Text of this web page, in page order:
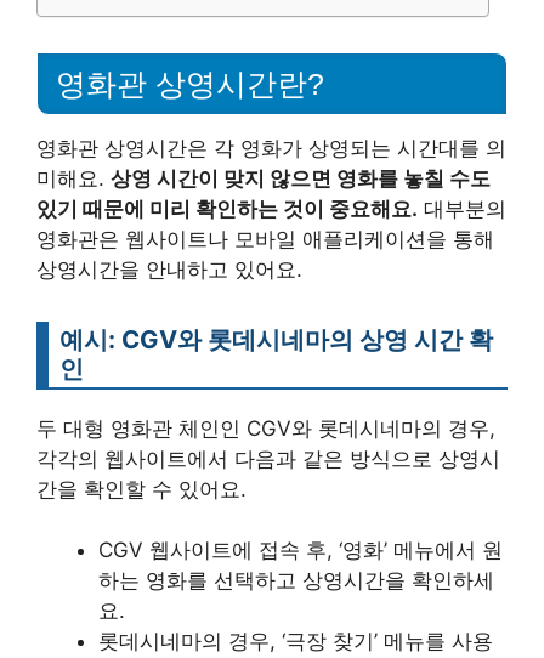
영화관 상영시간란?
영화관 상영시간은 각 영화가 상영되는 시간대를 의
미해요. 상영 시간이 맞지 않으면 영화를 놓칠 수도
있기 때문에 미리 확인하는 것이 중요해요. 대부분의
영화관은 웹사이트나 모바일 애플리케이션을 통해
상영시간을 안내하고 있어요.
예시: CGV와 롯데시네마의 상영 시간 확
인
두 대형 영화관 체인인 CGV와 롯데시네마의 경우,
각각의 웹사이트에서 다음과 같은 방식으로 상영시
간을 확인할 수 있어요.
CGV 웹사이트에 접속 후, ‘영화’ 메뉴에서 원
하는 영화를 선택하고 상영시간을 확인하세
요.
롯데시네마의 경우, ‘극장 찾기’ 메뉴를 사용